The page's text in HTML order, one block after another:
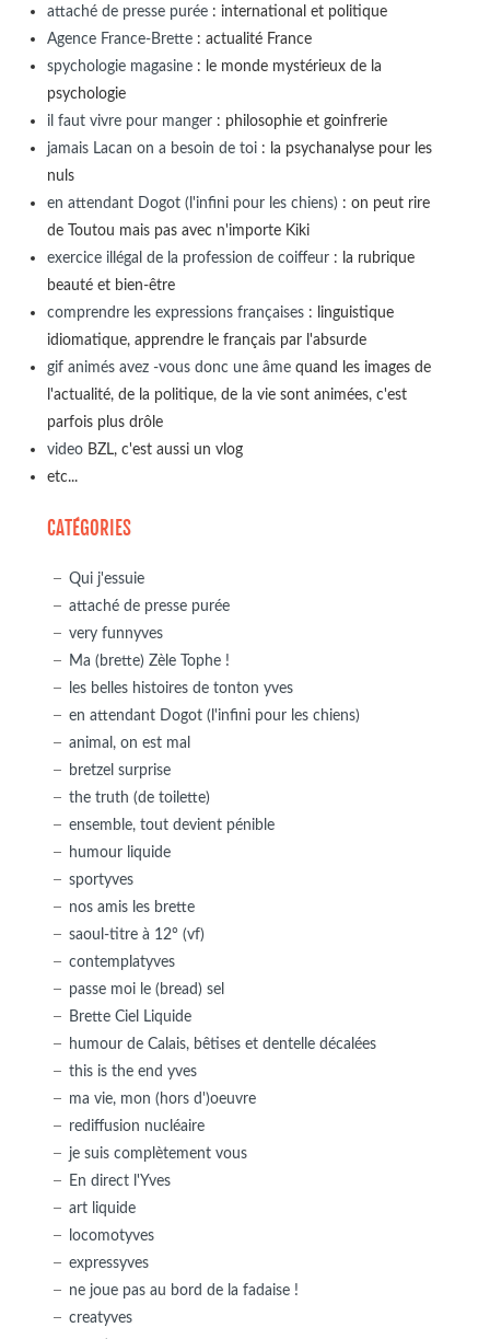
attaché de presse purée: international et politique
Agence France-Brette: actualité France
spychologie magasine: le monde mystérieux de la
psychologie
il faut vivre pour manger: philosophie et goinfrerie
jamais Lacan on a besoin de toi: la psychanalyse pour les
nuls
en attendant Dogot (l'infini pour les chiens): on peut rire
de Toutou mais pas avec n'importe Kiki
exercice illégal de la profession de coiffeur: la rubrique
beauté et bien-être
comprendre les expressions françaises: linguistique
idiomatique, apprendre le français par l'absurde
gif animés avez -vous donc une âmequand les images de
l'actualité, de la politique, de la vie sont animées, c'est
parfois plus drôle
videoBZL, c'est aussi un vlog
etc...
CATÉGORIES
Qui j'essuie
attaché de presse purée
very funnyves
Ma (brette) Zèle Tophe !
les belles histoires de tonton yves
en attendant Dogot (l'infini pour les chiens)
animal, on est mal
bretzel surprise
the truth (de toilette)
ensemble, tout devient pénible
humour liquide
sportyves
nos amis les brette
saoul-titre à 12° (vf)
contemplatyves
passe moi le (bread) sel
Brette Ciel Liquide
humour de Calais, bêtises et dentelle décalées
this is the end yves
ma vie, mon (hors d')oeuvre
rediffusion nucléaire
je suis complètement vous
En direct l'Yves
art liquide
locomotyves
expressyves
ne joue pas au bord de la fadaise !
creatyves